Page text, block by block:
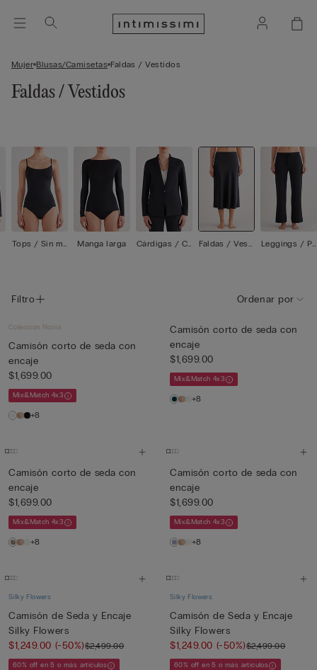
Mujer Blusas/Camisetas Faldas / Vestidos
Faldas / Vestidos
Tops / Sin ma
Manga larga
Cárdigas / Ch
Faldas / Vesti
Leggings / Pa
Filtro Ordenar por
Colección Novia
Camisón corto de seda con
encaje
$1,699.00
Mix&Match 4x3
+8
Camisón corto de seda con
encaje
$1,699.00
Mix&Match 4x3
+8
Camisón corto de seda con
encaje
$1,699.00
Mix&Match 4x3
+8
Camisón corto de seda con
encaje
$1,699.00
Mix&Match 4x3
+8
Silky Flowers
Camisón de Seda y Encaje
Silky Flowers
$1,249.00 (-50%)$2,499.00
60% off en 5 o más artículos
Silky Flowers
Camisón de Seda y Encaje
Silky Flowers
$1,249.00 (-50%)$2,499.00
60% off en 5 o más artículos